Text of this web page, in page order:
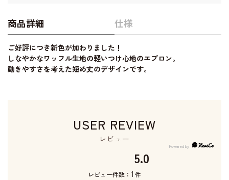
商品詳細 仕様
ご好評につき新色が加わりました！
しなやかなワッフル生地の軽いつけ心地のエプロン。
動きやすさを考えた短め丈のデザインです。
USER REVIEW
レビュー
5.0
レビュー件数： 1 件